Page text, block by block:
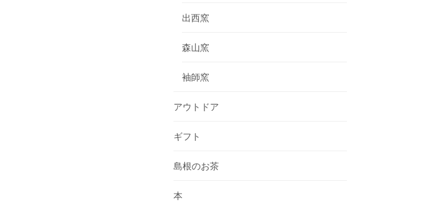
出西窯
森山窯
袖師窯
アウトドア
ギフト
島根のお茶
本